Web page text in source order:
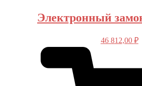
Электронный
46 812,00 ₽